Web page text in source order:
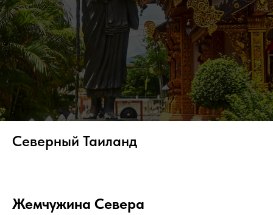
Северный Таиланд
Жемчужина Севера